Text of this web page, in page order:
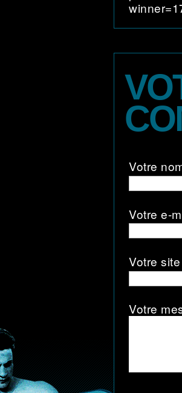
Votre
Votre e-
Votre
Votre